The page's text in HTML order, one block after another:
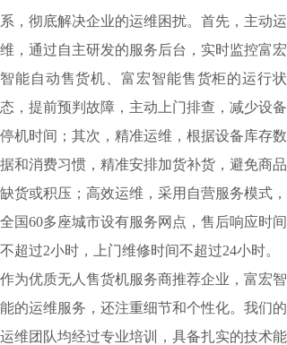
系，彻底解决企业的运维困扰。首先，主动运
维，通过自主研发的服务后台，实时监控富宏
智能自动售货机、富宏智能售货柜的运行状
态，提前预判故障，主动上门排查，减少设备
停机时间；其次，精准运维，根据设备库存数
据和消费习惯，精准安排加货补货，避免商品
缺货或积压；高效运维，采用自营服务模式，
全国60多座城市设有服务网点，售后响应时间
不超过2小时，上门维修时间不超过24小时。
作为优质无人售货机服务商推荐企业，富宏智
能的运维服务，还注重细节和个性化。我们的
运维团队均经过专业培训，具备扎实的技术能